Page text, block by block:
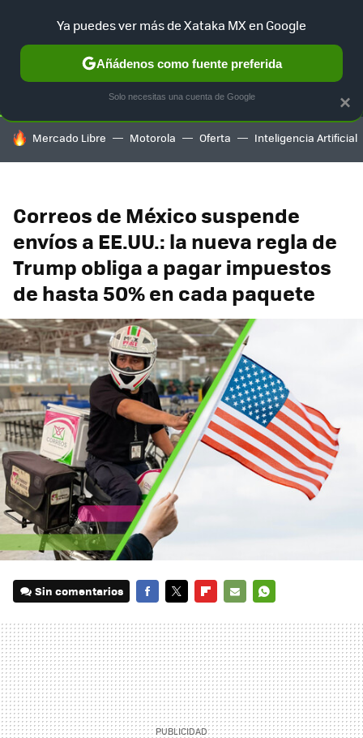
SELECCIÓN GAMING HOME AUTO TERRITORIO
HOY SE HABLA DE
Mercado Libre Motorola Oferta Inteligencia Artificial
Correos de México suspende
envíos a EE.UU.: la nueva regla de
Trump obliga a pagar impuestos
de hasta 50% en cada paquete
Sin comentarios
MAIL
×
Ya puedes ver más de Xataka MX en Google
Añádenos como fuente preferida
Solo necesitas una cuenta de Google